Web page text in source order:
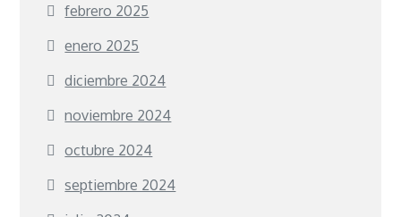
febrero 2025
enero 2025
diciembre 2024
noviembre 2024
octubre 2024
septiembre 2024